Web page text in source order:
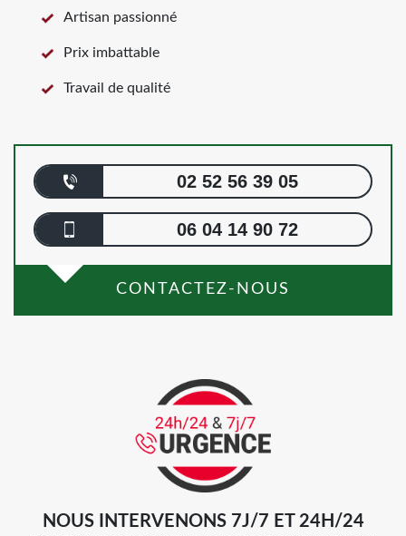
Artisan passionné
Prix imbattable
Travail de qualité
02 52 56 39 05
06 04 14 90 72
CONTACTEZ-NOUS
NOUS INTERVENONS 7J/7 ET 24H/24